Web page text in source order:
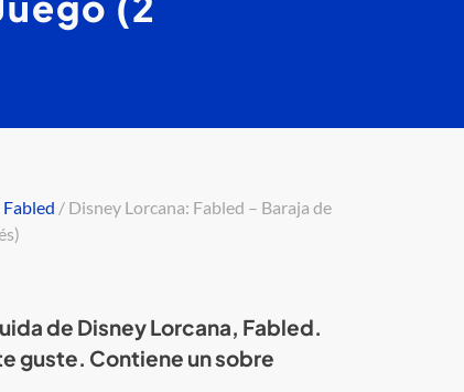
Fabled / Disney Lorcana: Fabled – Baraja de
de Disney Lorcana, Fabled.
guste. Contiene un sobre